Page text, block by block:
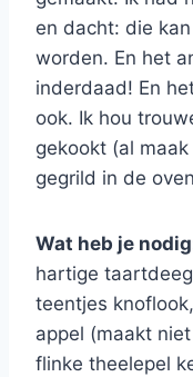
en dacht: die
worden. En het
inderdaad! En
ook. Ik hou
gekookt (al
gegrild in de
Wat heb je
hartige
teentjes
appel (maakt
flinke theelepel